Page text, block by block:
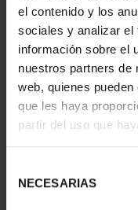
el contenido y los
sociales y analizar el
información sobre el
nuestros partners de
web, quienes
que les haya
partir del uso que
NECESARIAS
PROVINCIA 1
949,00 €